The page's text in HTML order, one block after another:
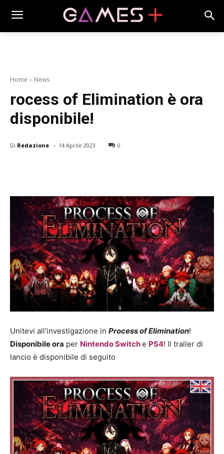
Home News
rocess of Elimination è ora
disponibile!
Di Redazione - 14 Aprile 2023 0
Unitevi all’investigazione in Process of Elimination!
Disponibile ora per Nintendo Switche PS4! Il trailer di
lancio è disponibile di seguito